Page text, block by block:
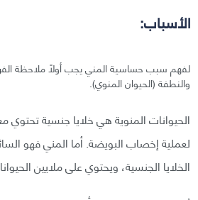
الأسباب:
لفهم سبب حساسية المني يجب أولًا ملاحظة
والنطفة (الحيوان المنوي).
الحيوانات المنوية هي خلايا جنسية تحتوي
لعملية إخصاب البويضة. أما المني فهو
الخلايا الجنسية، ويحتوي على ملايين